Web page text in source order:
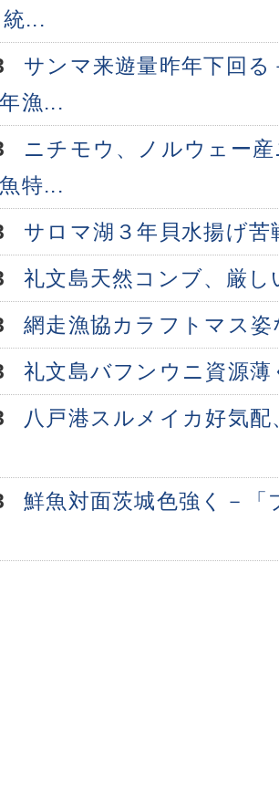
...
サンマ来遊量昨年下回
漁...
ニチモウ、ノルウェー
特...
サロマ湖３年貝水揚げ苦
礼文島天然コンブ、厳し
網走漁協カラフトマス
礼文島バフンウニ資源薄
八戸港スルメイカ好気
鮮魚対面茨城色強く－